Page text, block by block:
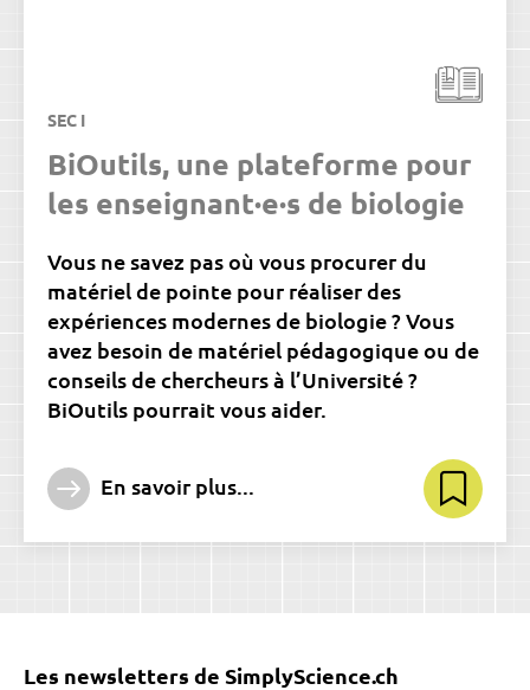
SEC I
BiOutils, une plateforme pour
les enseignant·e·s de biologie
Vous ne savez pas où vous procurer du
matériel de pointe pour réaliser des
expériences modernes de biologie ? Vous
avez besoin de matériel pédagogique ou de
conseils de chercheurs à l’Université ?
BiOutils pourrait vous aider.
En savoir plus...
Les newsletters de SimplyScience.ch